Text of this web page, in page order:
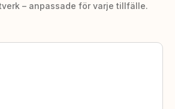
– anpassade för varje tillfälle.